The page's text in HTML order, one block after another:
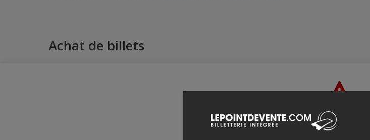
Achat de billets
Merci de confirmer que vous n'êtes